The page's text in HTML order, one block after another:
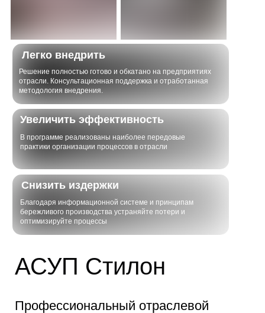
Благодаря информационной системе и принципам
бережливого производства устраняйте потери и
оптимизируйте процессы
Снизить издержки
В программе реализованы наиболее передовые
практики организации процессов в отрасли
Увеличить эффективность
Решение полностью готово и обкатано на предприятиях
отрасли. Консультационная поддержка и отработанная
методология внедрения.
Легко внедрить
АСУП Стилон
Профессиональный отраслевой